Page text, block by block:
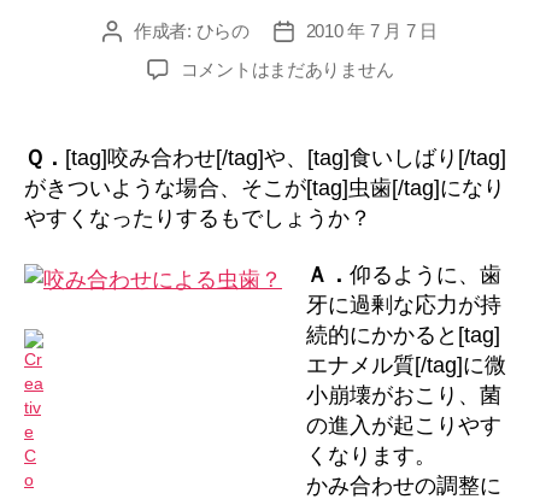
投 作成者: ひらの
投
稿
日
2010 年 7 月 7 日
咬
わ
せ
に
よ
虫
コメントはまだありません
Ｑ． [tag]咬み合わせ[/tag]や、[tag]食いしばり[/tag]
がきついような場合、そこが[tag]虫歯[/tag]になり
やすくなったりするもでしょうか？
Ａ． 仰るように、歯
牙に過剰な応力が持
続的にかかると[tag]
エナメル質[/tag]に微
小崩壊がおこり、菌
の進入が起こりやす
くなります。
かみ合わせの調整に